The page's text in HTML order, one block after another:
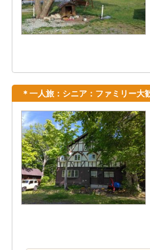
＊一人旅：シニア：ファミリー大